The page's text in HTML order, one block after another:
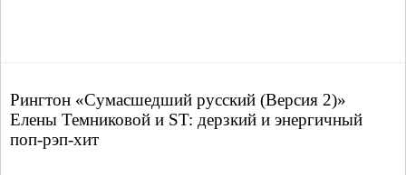
Рингтон «Сумасшедший русский (Версия 2)»
Елены Темниковой и ST: дерзкий и энергичный
поп-рэп-хит